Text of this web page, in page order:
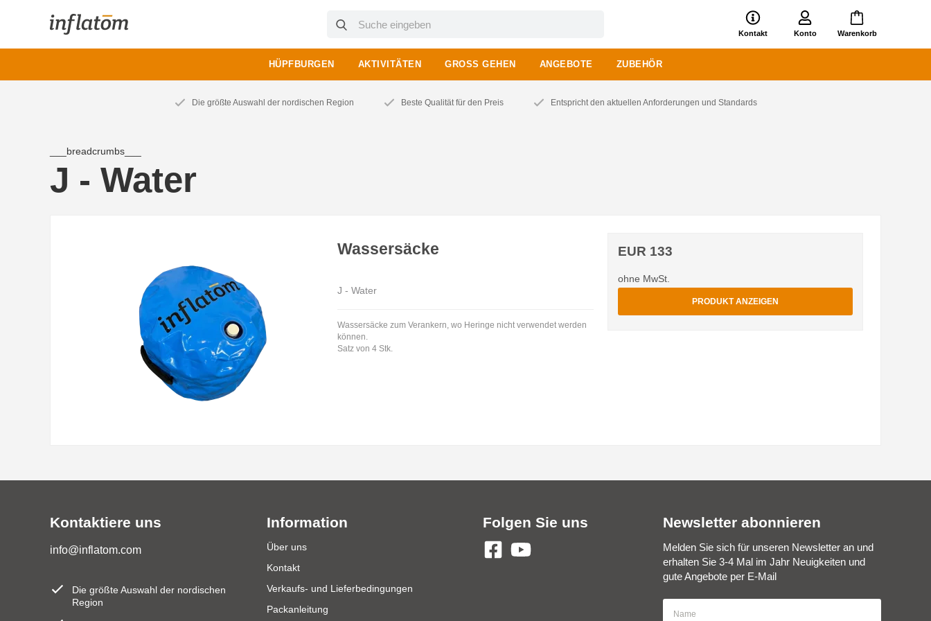
Kontakt Konto Warenkorb
HÜPFBURGEN AKTIVITÄTEN GROSS GEHEN ANGEBOTE ZUBEHÖR
Die größte Auswahl der nordischen Region Beste Qualität für den Preis Entspricht den aktuellen Anforderungen und Standards
___breadcrumbs___
J - Water
Wassersäcke
J - Water
Wassersäcke zum Verankern, wo Heringe nicht verwendet werden
können.
Satz von 4 Stk.
EUR 133
ohne MwSt.
PRODUKT ANZEIGEN
Kontaktiere uns
info@inflatom.com
Die größte Auswahl der nordischen
Region
Information
Über uns
Kontakt
Verkaufs- und Lieferbedingungen
Packanleitung
Folgen Sie uns Newsletter abonnieren
Melden Sie sich für unseren Newsletter an und
erhalten Sie 3-4 Mal im Jahr Neuigkeiten und
gute Angebote per E-Mail